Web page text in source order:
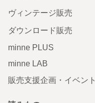
ヴィンテージ販売
ダウンロード販売
minne PLUS
minne LAB
販売支援企画・イベント